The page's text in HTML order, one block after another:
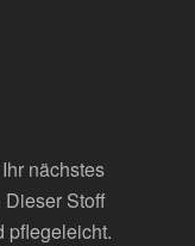
nächstes
Stoff
pflegeleicht.